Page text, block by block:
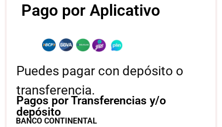
Pago por Aplicativo
Puedes pagar con depósito o
transferencia.
BANCO CONTINENTAL
Pagos por Transferencias y/o
depósito